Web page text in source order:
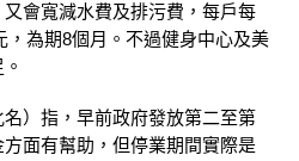
會寬減水費及排污費，每戶每
，為期8個月。不過健身中心及美
）指，早前政府發放第二至第
面有幫助，但停業期間實際是